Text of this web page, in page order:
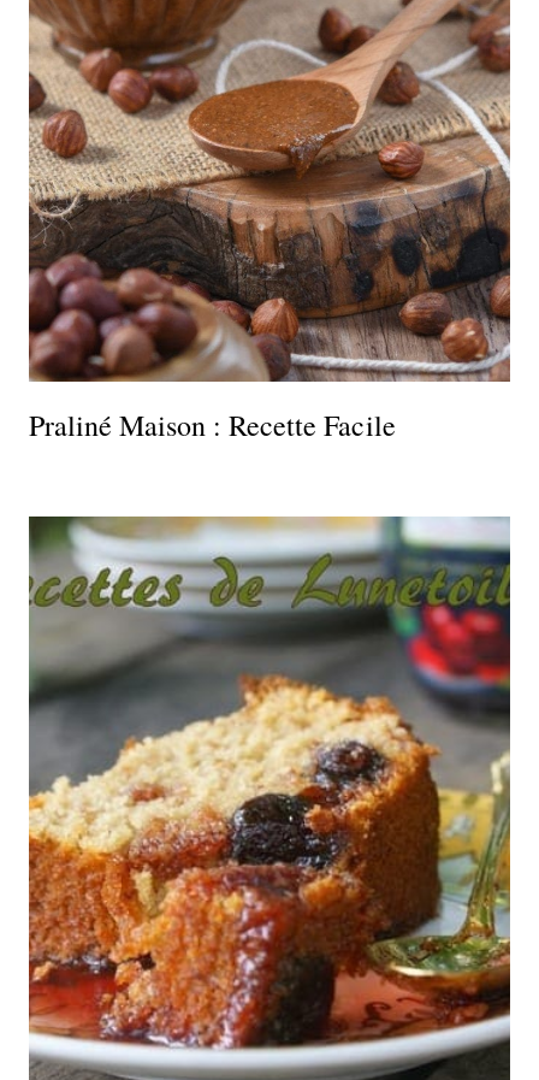
Praliné Maison : Recette Facile